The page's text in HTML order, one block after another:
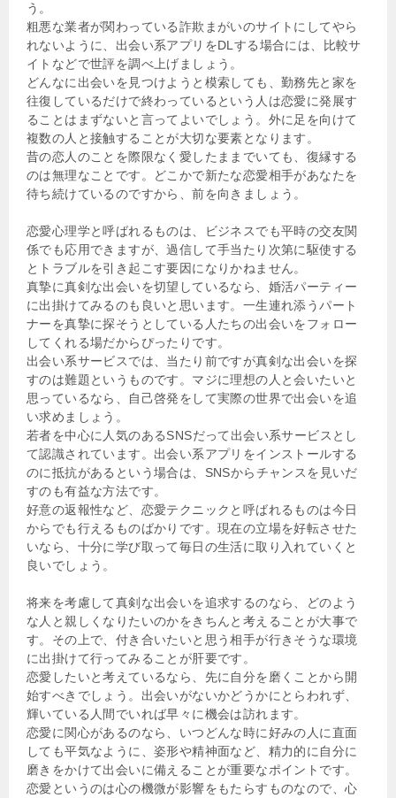
う。
粗悪な業者が関わっている詐欺まがいのサイトにしてやら
れないように、出会い系アプリをDLする場合には、比較サ
イトなどで世評を調べ上げましょう。
どんなに出会いを見つけようと模索しても、勤務先と家を
往復しているだけで終わっているという人は恋愛に発展す
ることはまずないと言ってよいでしょう。外に足を向けて
複数の人と接触することが大切な要素となります。
昔の恋人のことを際限なく愛したままでいても、復縁する
のは無理なことです。どこかで新たな恋愛相手があなたを
待ち続けているのですから、前を向きましょう。
恋愛心理学と呼ばれるものは、ビジネスでも平時の交友関
係でも応用できますが、過信して手当たり次第に駆使する
とトラブルを引き起こす要因になりかねません。
真摯に真剣な出会いを切望しているなら、婚活パーティー
に出掛けてみるのも良いと思います。一生連れ添うパート
ナーを真摯に探そうとしている人たちの出会いをフォロー
してくれる場だからぴったりです。
出会い系サービスでは、当たり前ですが真剣な出会いを探
すのは難題というものです。マジに理想の人と会いたいと
思っているなら、自己啓発をして実際の世界で出会いを追
い求めましょう。
若者を中心に人気のあるSNSだって出会い系サービスとし
て認識されています。出会い系アプリをインストールする
のに抵抗があるという場合は、SNSからチャンスを見いだ
すのも有益な方法です。
好意の返報性など、恋愛テクニックと呼ばれるものは今日
からでも行えるものばかりです。現在の立場を好転させた
いなら、十分に学び取って毎日の生活に取り入れていくと
良いでしょう。
将来を考慮して真剣な出会いを追求するのなら、どのよう
な人と親しくなりたいのかをきちんと考えることが大事で
す。その上で、付き合いたいと思う相手が行きそうな環境
に出掛けて行ってみることが肝要です。
恋愛したいと考えているなら、先に自分を磨くことから開
始すべきでしょう。出会いがないかどうかにとらわれず、
輝いている人間でいれば早々に機会は訪れます。
恋愛に関心があるのなら、いつどんな時に好みの人に直面
しても平気なように、姿形や精神面など、精力的に自分に
磨きをかけて出会いに備えることが重要なポイントです。
恋愛というのは心の機微が影響をもたらすものなので、心